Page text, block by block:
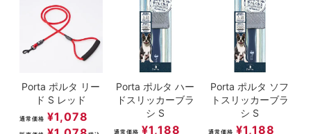
Porta ポルタ リー
ド S レッド
通常価格 ¥1,078
Porta ポルタ ハー
ドスリッカーブラ
シ S
通常価格 ¥1,188
Porta ポルタ ソフ
トスリッカーブラ
シ S
通常価格 ¥1,188